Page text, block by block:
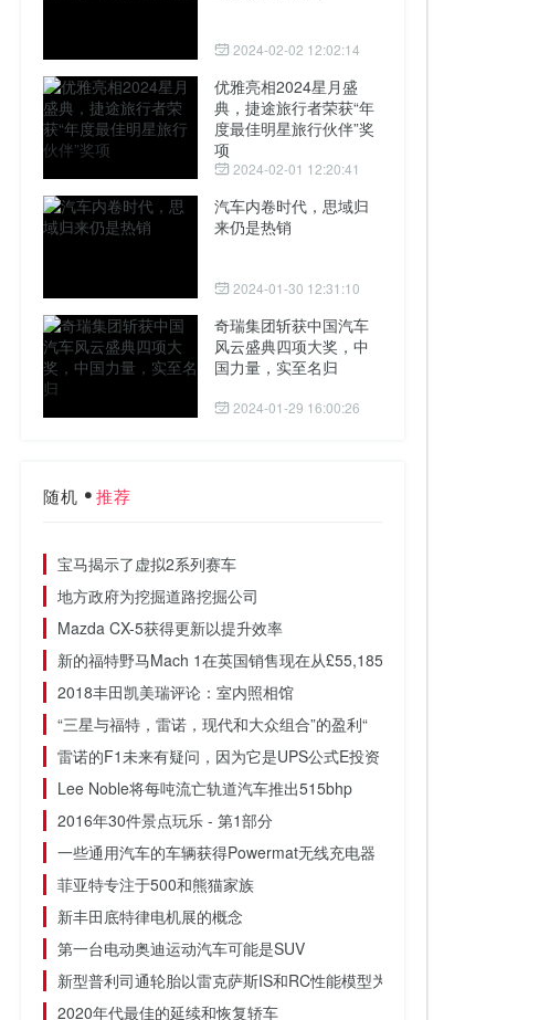
2024-02-02 12:02:14
优雅亮相2024星月盛
典，捷途旅行者荣获“年
度最佳明星旅行伙伴”奖
项
2024-02-01 12:20:41
汽车内卷时代，思域归
来仍是热销
2024-01-30 12:31:10
奇瑞集团斩获中国汽车
风云盛典四项大奖，中
国力量，实至名归
2024-01-29 16:00:26
随机 推荐
宝马揭示了虚拟2系列赛车
地方政府为挖掘道路挖掘公司
Mazda CX-5获得更新以提升效率
新的福特野马Mach 1在英国销售现在从£55,185起
2018丰田凯美瑞评论：室内照相馆
“三星与福特，雷诺，现代和大众组合”的盈利“
雷诺的F1未来有疑问，因为它是UPS公式E投资
Lee Noble将每吨流亡轨道汽车推出515bhp
2016年30件景点玩乐 - 第1部分
一些通用汽车的车辆获得Powermat无线充电器
菲亚特专注于500和熊猫家族
新丰田底特律电机展的概念
第一台电动奥迪运动汽车可能是SUV
新型普利司通轮胎以雷克萨斯IS和RC性能模型为目标
2020年代最佳的延续和恢复轿车